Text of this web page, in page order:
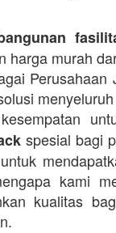
harga murah
Perusahaan
spesial bagi
kami
kualitas